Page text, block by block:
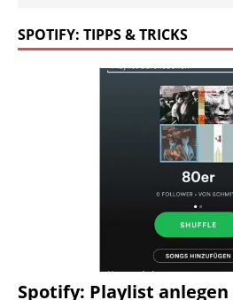
SPOTIFY: TIPPS & TRICKS
Spotify: Playlist anlegen